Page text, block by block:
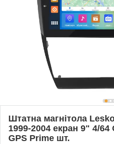
Штатна магнітола
1999-2004 екран 9" 4/64
GPS Prime шт.